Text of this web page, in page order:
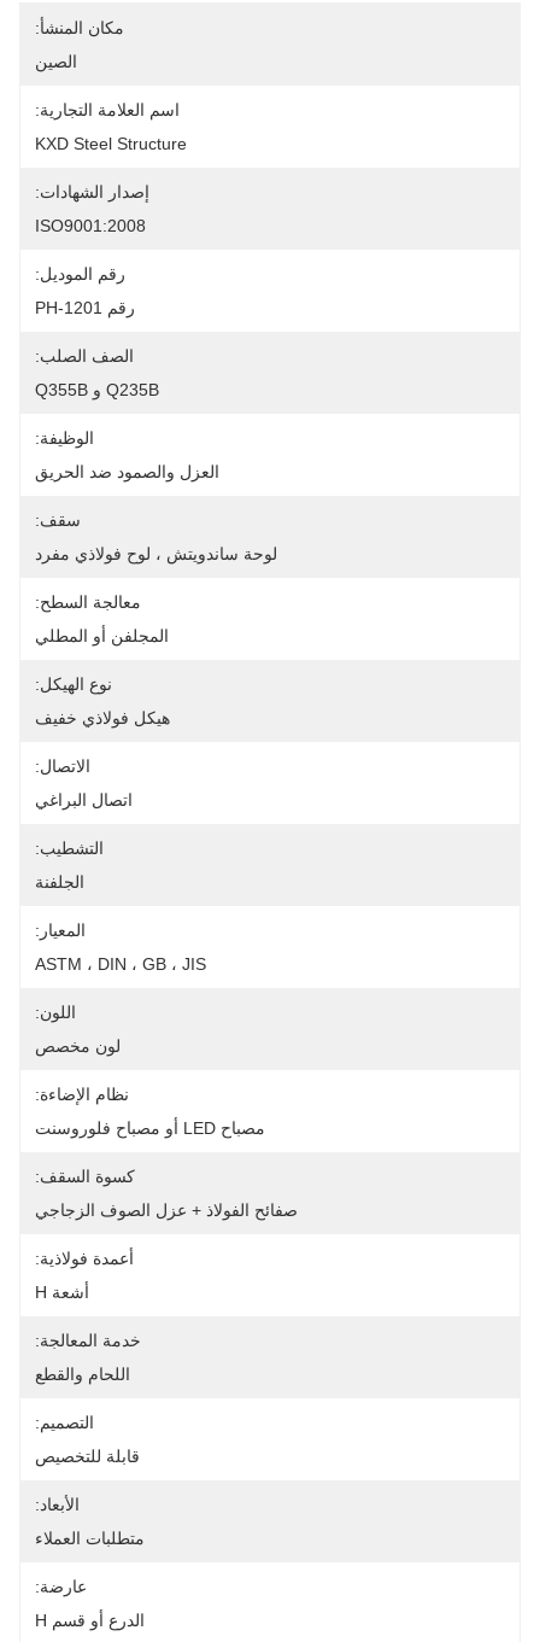
مكان المنشأ:
الصين
اسم العلامة التجارية:
KXD Steel Structure
إصدار الشهادات:
ISO9001:2008
رقم الموديل:
رقم PH-1201
الصف الصلب:
Q235B و Q355B
الوظيفة:
العزل والصمود ضد الحريق
سقف:
لوحة ساندويتش ، لوح فولاذي مفرد
معالجة السطح:
المجلفن أو المطلي
نوع الهيكل:
هيكل فولاذي خفيف
الاتصال:
اتصال البراغي
التشطيب:
الجلفنة
المعيار:
ASTM ، DIN ، GB ، JIS
اللون:
لون مخصص
نظام الإضاءة:
مصباح LED أو مصباح فلوروسنت
كسوة السقف:
صفائح الفولاذ + عزل الصوف الزجاجي
أعمدة فولاذية:
أشعة H
خدمة المعالجة:
اللحام والقطع
التصميم:
قابلة للتخصيص
الأبعاد:
متطلبات العملاء
عارضة:
الدرع أو قسم H